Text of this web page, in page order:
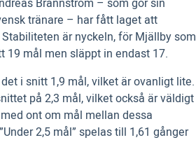
Brännström – som gör sin
tränare – har fått laget att
är nyckeln, för Mjällby som
19 mål men släppt in endast 17.
i snitt 1,9 mål, vilket är ovanligt lite.
på 2,3 mål, vilket också är väldigt
ont om mål mellan dessa
2,5 mål” spelas till 1,61 gånger